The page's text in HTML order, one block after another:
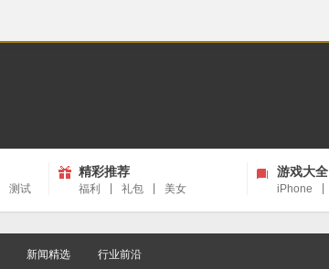
测试
精彩推荐
福利 礼包 美女
游戏大全
iPhone
新闻精选 行业前沿